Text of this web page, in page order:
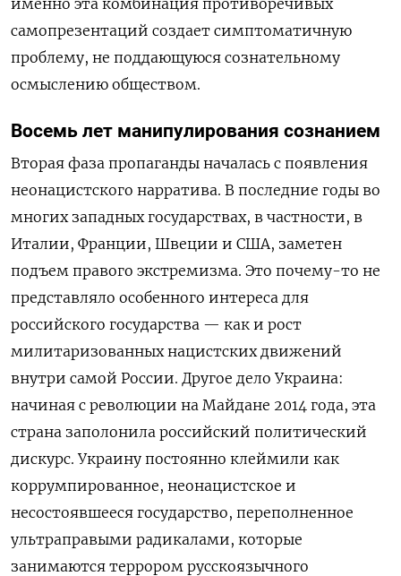
именно эта комбинация противоречивых
самопрезентаций создает симптоматичную
проблему, не поддающуюся сознательному
осмыслению обществом.
Восемь лет манипулирования сознанием
Вторая фаза пропаганды началась с появления
неонацистского нарратива. В последние годы во
многих западных государствах, в частности, в
Италии, Франции, Швеции и США, заметен
подъем правого экстремизма. Это почему-то не
представляло особенного интереса для
российского государства — как и рост
милитаризованных нацистских движений
внутри самой России. Другое дело Украина:
начиная с революции на Майдане 2014 года, эта
страна заполонила российский политический
дискурс. Украину постоянно клеймили как
коррумпированное, неонацистское и
несостоявшееся государство, переполненное
ультраправыми радикалами, которые
занимаются террором русскоязычного